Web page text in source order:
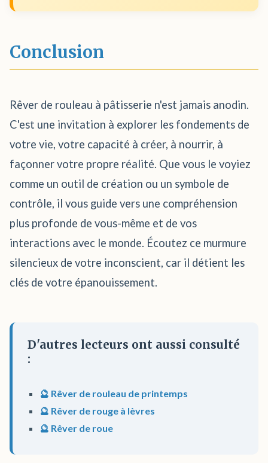
Conclusion
Rêver de rouleau à pâtisserie n'est jamais anodin.
C'est une invitation à explorer les fondements de
votre vie, votre capacité à créer, à nourrir, à
façonner votre propre réalité. Que vous le voyiez
comme un outil de création ou un symbole de
contrôle, il vous guide vers une compréhension
plus profonde de vous-même et de vos
interactions avec le monde. Écoutez ce murmure
silencieux de votre inconscient, car il détient les
clés de votre épanouissement.
D'autres lecteurs ont aussi consulté
:
🔮 Rêver de rouleau de printemps
🔮 Rêver de rouge à lèvres
🔮 Rêver de roue